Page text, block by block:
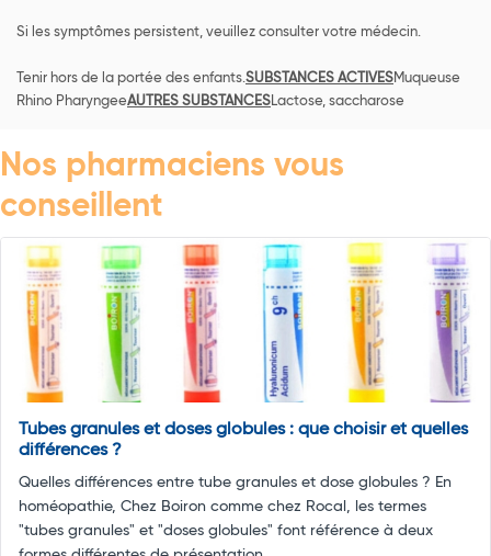
Si les symptômes persistent, veuillez consulter votre médecin.
Tenir hors de la portée des enfants.SUBSTANCES ACTIVESMuqueuse
Rhino PharyngeeAUTRES SUBSTANCESLactose, saccharose
Nos pharmaciens vous
conseillent
Tubes granules et doses globules : que choisir et quelles
différences ?
Quelles différences entre tube granules et dose globules ? En
homéopathie, Chez Boiron comme chez Rocal, les termes
"tubes granules" et "doses globules" font référence à deux